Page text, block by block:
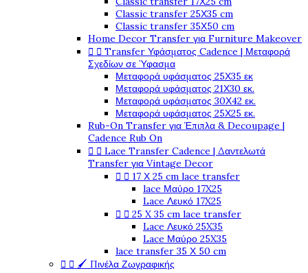
Classic transfer 25Χ35 cm
Classic transfer 35Χ50 cm
Home Decor Transfer για Furniture Makeover
  Transfer Υφάσματος Cadence | Μεταφορά
Σχεδίων σε Ύφασμα
Μεταφορά υφάσματος 25Χ35 εκ
Μεταφορά υφάσματος 21Χ30 εκ.
Μεταφορά υφάσματος 30Χ42 εκ.
Μεταφορά υφάσματος 25Χ25 εκ.
Rub-On Transfer για Έπιπλα & Decoupage |
Cadence Rub On
  Lace Transfer Cadence | Δαντελωτά
Transfer για Vintage Decor
  17 Χ 25 cm lace transfer
lace Μαύρο 17X25
Lace Λευκό 17X25
  25 X 35 cm lace transfer
Lace Λευκό 25X35
Lace Μαύρο 25X35
lace transfer 35 Χ 50 cm
  🖌️ Πινέλα Ζωγραφικής